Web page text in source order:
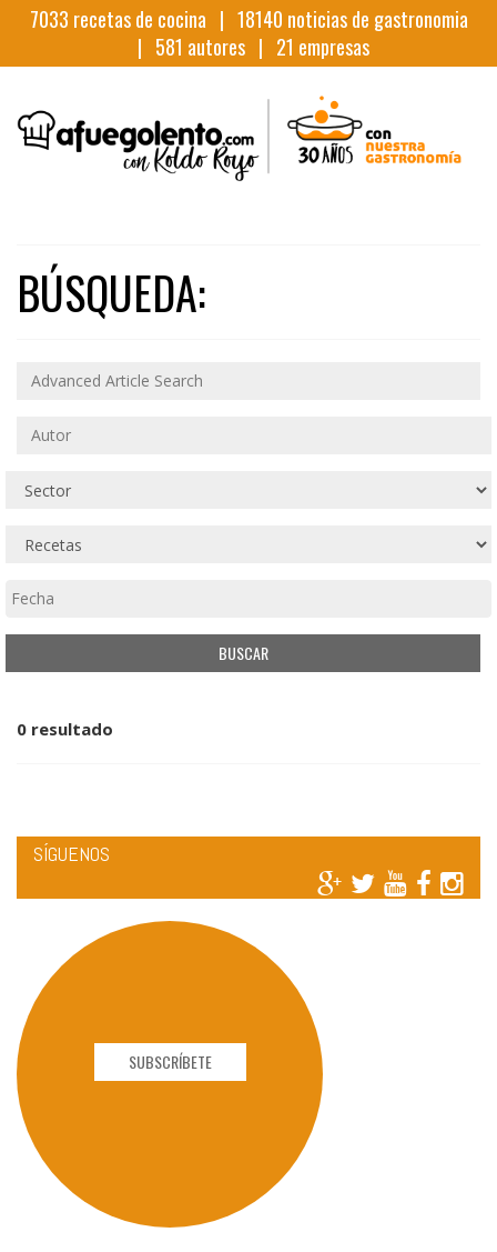
7033 recetas de cocina | 18140 noticias de gastronomia
| 581 autores | 21 empresas
BÚSQUEDA:
0 resultado
SÍGUENOS
SUBSCRÍBETE